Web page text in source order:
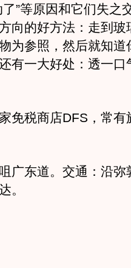
”等原因和它们失之
向的好方法：走到玻
为参照，然后就知道
有一大好处：透一口
税商店DFS，常有
东道。交通：沿弥
。